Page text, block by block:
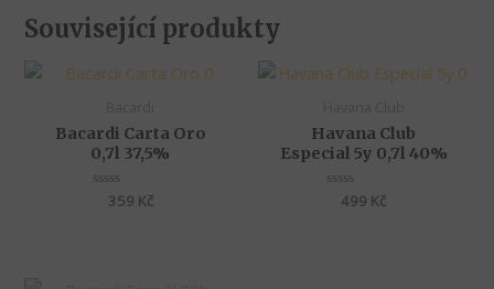
Související produkty
Bacardi Carta Oro
0,7l 37,5%
Hodnocení
359 Kč
Havana Club
Especial 5y 0,7l 40%
Hodnocení
499 Kč